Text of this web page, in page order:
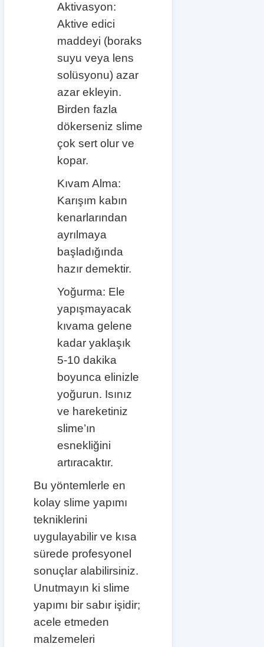
Aktivasyon:
Aktive edici
maddeyi (boraks
suyu veya lens
solüsyonu) azar
azar ekleyin.
Birden fazla
dökerseniz slime
çok sert olur ve
kopar.
Kıvam Alma:
Karışım kabın
kenarlarından
ayrılmaya
başladığında
hazır demektir.
Yoğurma: Ele
yapışmayacak
kıvama gelene
kadar yaklaşık
5-10 dakika
boyunca elinizle
yoğurun. Isınız
ve hareketiniz
slime’ın
esnekliğini
artıracaktır.
Bu yöntemlerle en
kolay slime yapımı
tekniklerini
uygulayabilir ve kısa
sürede profesyonel
sonuçlar alabilirsiniz.
Unutmayın ki slime
yapımı bir sabır işidir;
acele etmeden
malzemeleri